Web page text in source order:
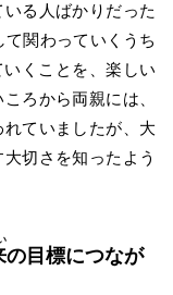
る人ばかりだった
て関わっていくうち
くことを、楽しい
ろから両親には、
れていましたが、大
切さを知ったよう
の目標につなが